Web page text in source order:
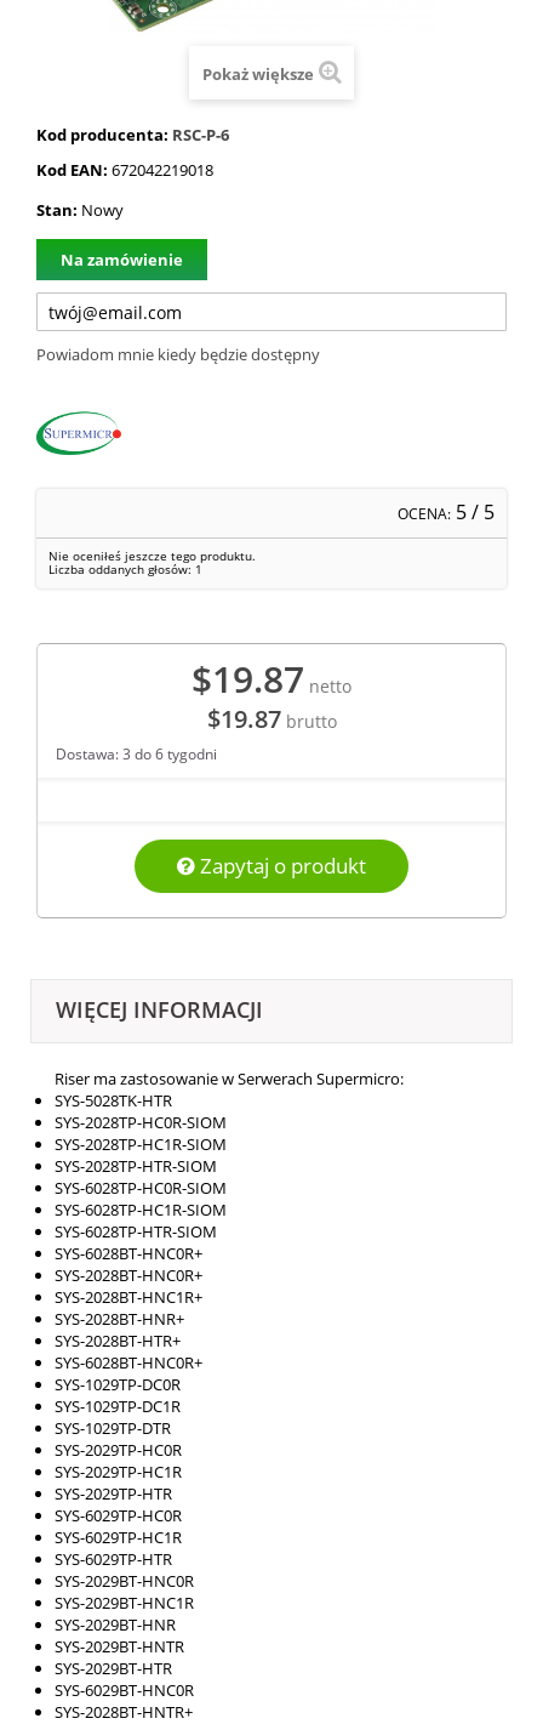
Pokaż większe
Kod producenta: RSC-P-6
Kod EAN: 672042219018
Stan: Nowy
Na zamówienie
Powiadom mnie kiedy będzie dostępny
OCENA: 5/ 5
Nie oceniłeś jeszcze tego produktu.
Liczba oddanych głosów: 1
$19.87 netto
$19.87brutto
Dostawa: 3 do 6 tygodni
Zapytaj o produkt
WIĘCEJ INFORMACJI
Riser ma zastosowanie w Serwerach Supermicro:
SYS-5028TK-HTR
SYS-2028TP-HC0R-SIOM
SYS-2028TP-HC1R-SIOM
SYS-2028TP-HTR-SIOM
SYS-6028TP-HC0R-SIOM
SYS-6028TP-HC1R-SIOM
SYS-6028TP-HTR-SIOM
SYS-6028BT-HNC0R+
SYS-2028BT-HNC0R+
SYS-2028BT-HNC1R+
SYS-2028BT-HNR+
SYS-2028BT-HTR+
SYS-6028BT-HNC0R+
SYS-1029TP-DC0R
SYS-1029TP-DC1R
SYS-1029TP-DTR
SYS-2029TP-HC0R
SYS-2029TP-HC1R
SYS-2029TP-HTR
SYS-6029TP-HC0R
SYS-6029TP-HC1R
SYS-6029TP-HTR
SYS-2029BT-HNC0R
SYS-2029BT-HNC1R
SYS-2029BT-HNR
SYS-2029BT-HNTR
SYS-2029BT-HTR
SYS-6029BT-HNC0R
SYS-2028BT-HNTR+